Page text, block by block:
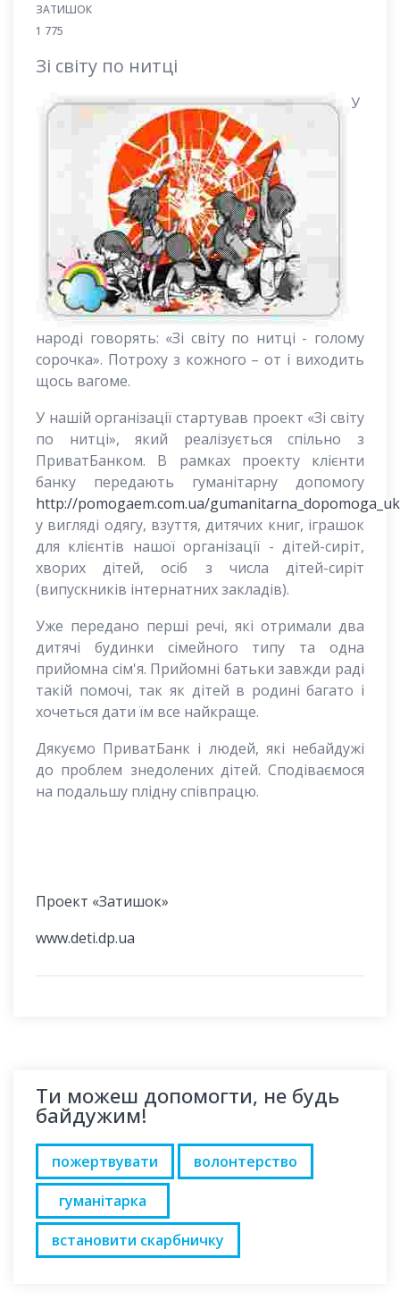
ЗАТИШОК
1 775
Зі світу по нитці
У
народі говорять: «Зі світу по нитці - голому
сорочка». Потроху з кожного – от і виходить
щось вагоме.
У нашій організації стартував проект «Зі світу
по нитці», який реалізується спільно з
ПриватБанком. В рамках проекту клієнти
банку передають гуманітарну допомогу
http://pomogaem.com.ua/
у вигляді одягу, взуття, дитячих книг, іграшок
для клієнтів нашої організації - дітей-сиріт,
хворих дітей, осіб з числа дітей-сиріт
(випускників інтернатних закладів).
Уже передано перші речі, які отримали два
дитячі будинки сімейного типу та одна
прийомна сім'я. Прийомні батьки завжди раді
такій помочі, так як дітей в родині багато і
хочеться дати їм все найкраще.
Дякуємо ПриватБанк і людей, які небайдужі
до проблем знедолених дітей. Сподіваємося
на подальшу плідну співпрацю.
Проект «Затишок»
www.deti.dp.ua
Ти можеш допомогти, не будь
байдужим!
пожертвувати
волонтерство
гуманітарка
встановити скарбничку